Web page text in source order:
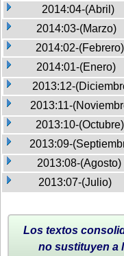
2014:04-(Abril)
2014:03-(Marzo)
2014:02-(Febrero)
2014:01-(Enero)
2013:12-
2013:11-
2013:10-(Octubre)
2013:09-
2013:08-(Agosto)
2013:07-(Julio)
Los textos
no sustituyen a